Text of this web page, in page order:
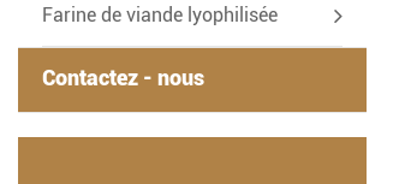
Farine de viande lyophilisée
Contactez - nous